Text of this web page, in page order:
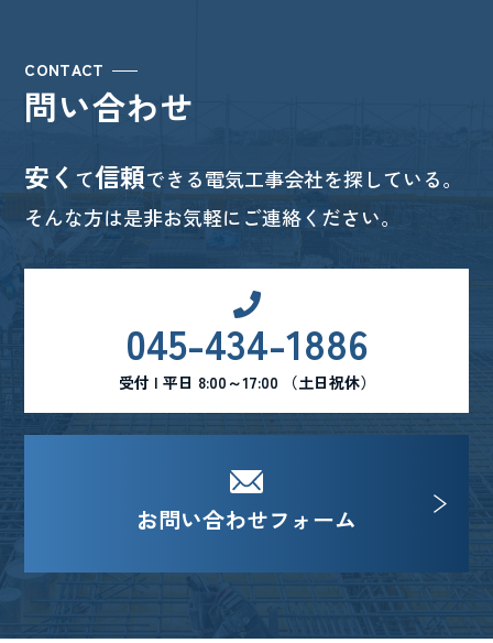
CONTACT
問い合わせ
安く て信頼できる電気工事会社を探している。
そんな方は是非お気軽にご連絡ください。
045-434-1886
受付 | 平日 8:00～17:00 （土日祝休）
お問い合わせフォーム